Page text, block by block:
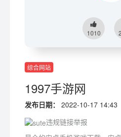
1010
综合网站
1997手游网
发布日期：
2022-10-17 14:43
违规链接举报